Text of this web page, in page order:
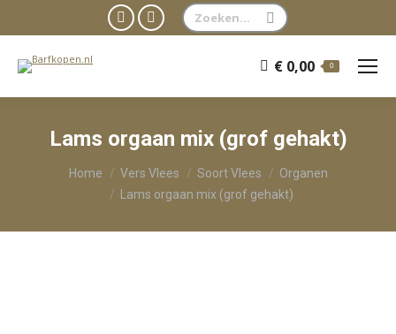
Facebook
in
window
WhatsApp
in
window
Zoeken:
€ 0,00 0
Lams orgaan mix (grof gehakt)
Je bent hier:
Home Vers Vlees Soort Vlees
Organen
Lams orgaan mix (grof gehakt)